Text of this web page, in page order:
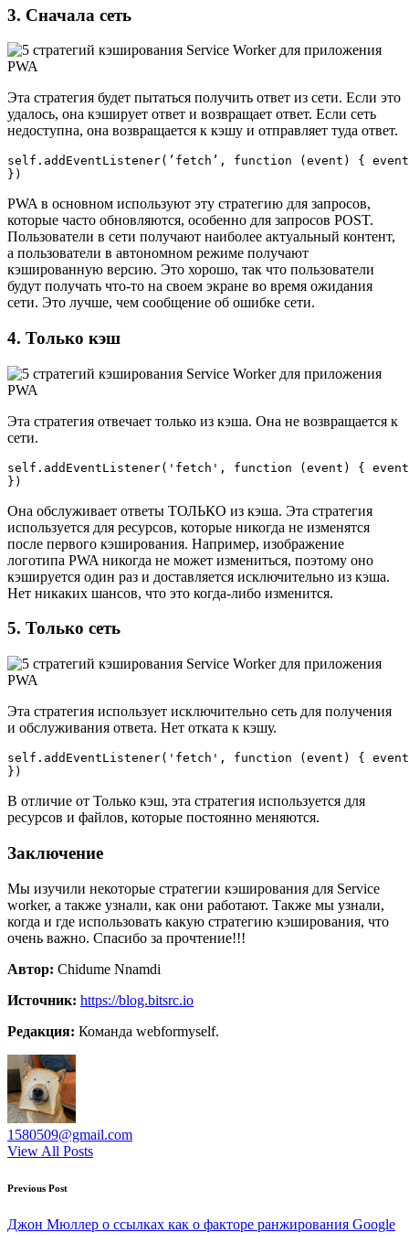
3. Сначала сеть
Эта стратегия будет пытаться получить ответ из сети. Если это
удалось, она кэширует ответ и возвращает ответ. Если сеть
недоступна, она возвращается к кэшу и отправляет туда ответ.
self.addEventListener(’fetch’, function (event) {
})
PWA в основном используют эту стратегию для запросов,
которые часто обновляются, особенно для запросов POST.
Пользователи в сети получают наиболее актуальный контент,
а пользователи в автономном режиме получают
кэшированную версию. Это хорошо, так что пользователи
будут получать что-то на своем экране во время ожидания
сети. Это лучше, чем сообщение об ошибке сети.
4. Только кэш
Эта стратегия отвечает только из кэша. Она не возвращается к
сети.
self.addEventListener('fetch', function (event) {
})
Она обслуживает ответы ТОЛЬКО из кэша. Эта стратегия
используется для ресурсов, которые никогда не изменятся
после первого кэширования. Например, изображение
логотипа PWA никогда не может измениться, поэтому оно
кэшируется один раз и доставляется исключительно из кэша.
Нет никаких шансов, что это когда-либо изменится.
5. Только сеть
Эта стратегия использует исключительно сеть для получения
и обслуживания ответа. Нет отката к кэшу.
self.addEventListener('fetch', function (event) {
})
В отличие от Только кэш, эта стратегия используется для
ресурсов и файлов, которые постоянно меняются.
Заключение
Мы изучили некоторые стратегии кэширования для Service
worker, а также узнали, как они работают. Также мы узнали,
когда и где использовать какую стратегию кэширования, что
очень важно. Спасибо за прочтение!!!
Автор: Chidume Nnamdi
Источник: https://blog.bitsrc.io
Редакция: Команда webformyself.
1580509@gmail.com
View All Posts
Post
navigation
Previous Post
Джон Мюллер о ссылках как о факторе ранжирования Google